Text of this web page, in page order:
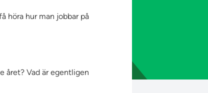
höra hur man jobbar på
året? Vad är egentligen